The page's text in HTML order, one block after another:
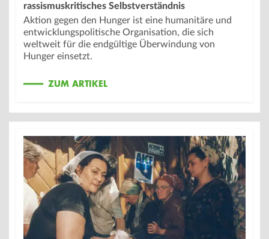
rassismuskritisches Selbstverständnis
Aktion gegen den Hunger ist eine humanitäre und
entwicklungspolitische Organisation, die sich
weltweit für die endgültige Überwindung von
Hunger einsetzt.
ZUM ARTIKEL